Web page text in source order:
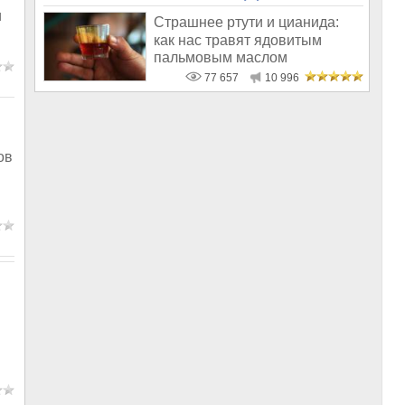
Страшнее ртути и цианида:
как нас травят ядовитым
пальмовым маслом
77 657 10 996